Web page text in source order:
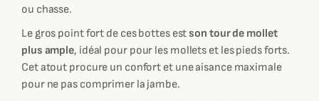
ou chasse.
Le gros point fort de ces bottes estson tour de mollet
plus ample, idéal pour pour les mollets et les pieds forts.
Cet atout procure un confort et une aisance maximale
pour ne pas comprimer la jambe.